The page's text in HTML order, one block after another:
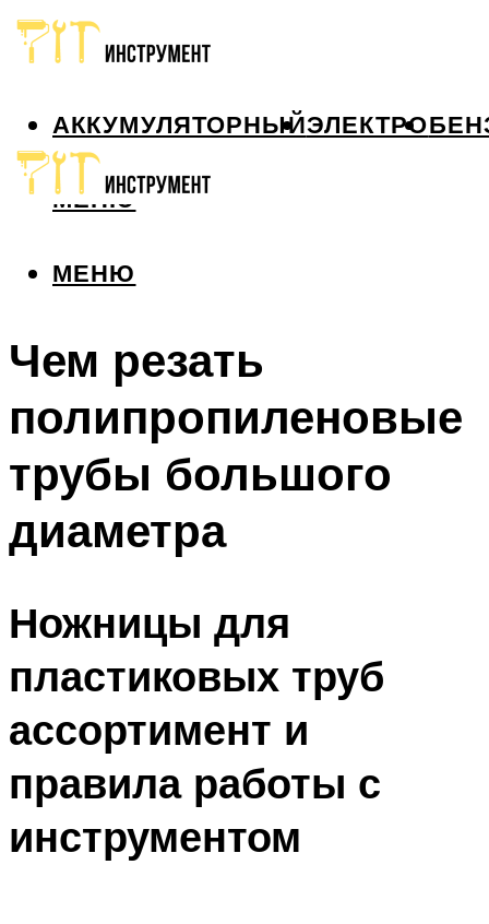
АККУМУЛЯТОРНЫЙЭЛЕКТРО
МЕНЮ
МЕНЮ
Чем резать
полипропиленовые
трубы большого
диаметра
Ножницы для
пластиковых труб
ассортимент и
правила работы с
инструментом